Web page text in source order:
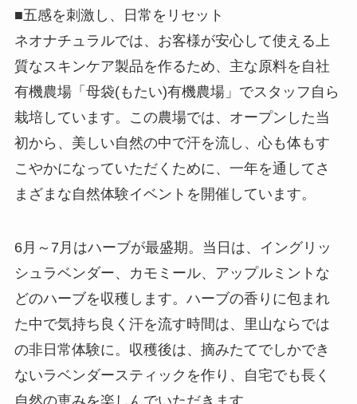
■五感を刺激し、日常をリセット
ネオナチュラルでは、お客様が安心して使える上
質なスキンケア製品を作るため、主な原料を自社
有機農場「母袋(もたい)有機農場」でスタッフ自ら
栽培しています。この農場では、オープンした当
初から、美しい自然の中で汗を流し、心も体もす
こやかになっていただくために、一年を通してさ
まざまな自然体験イベントを開催しています。
6月～7月はハーブが最盛期。当日は、イングリッ
シュラベンダー、カモミール、アップルミントな
どのハーブを収穫します。ハーブの香りに包まれ
た中で気持ち良く汗を流す時間は、里山ならでは
の非日常体験に。収穫後は、摘みたてでしかでき
ないラベンダースティックを作り、自宅でも長く